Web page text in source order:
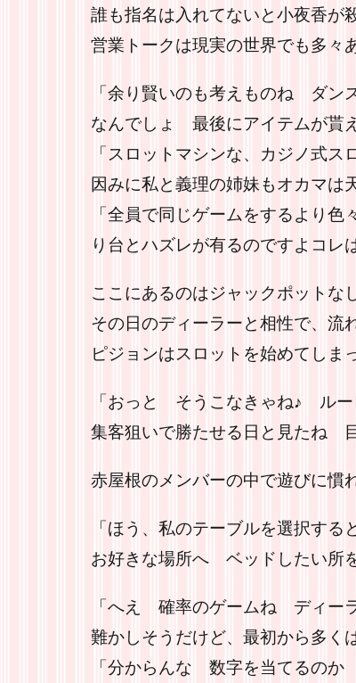
誰も指名は入れてないと小夜香
営業トークは現実の世界でも多々
「余り賢いのも考えものね ダン
なんでしょ 最後にアイテムが貰
「スロットマシンな、カジノ式
因みに私と義理の姉妹もオカマ
「全員で同じゲームをするより
り台とハズレが有るのですよコ
ここにあるのはジャックポット
その日のディーラーと相性で、
ピジョンはスロットを始めてし
「おっと そうこなきゃね♪ ル
集客狙いで勝たせる日と見たね
赤屋根のメンバーの中で遊びに
「ほう、私のテーブルを選択す
お好きな場所へ ベッドしたい所
「へえ 確率のゲームね ディー
難かしそうだけど、最初から多
「分からんな 数字を当てるの